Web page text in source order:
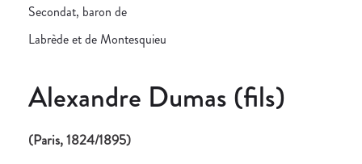
Secondat, baron de
Labrède et de Montesquieu
Alexandre Dumas (fils)
(Paris, 1824/1895)